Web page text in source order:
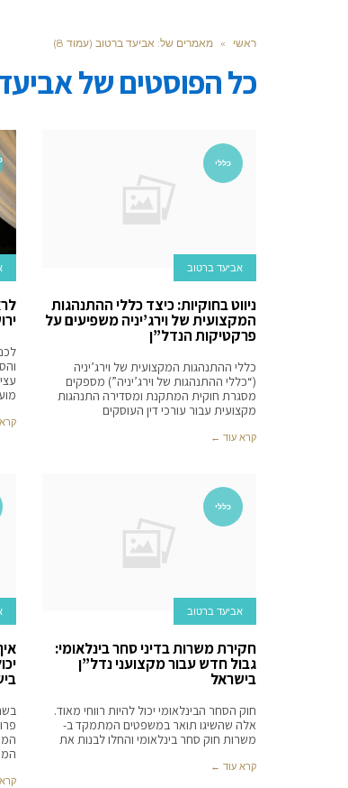
ראשי » מאמרים של: אביעד ברטוב (עמוד 8)
כל הפוסטים של
כללי
אביעד ברטוב
ניווט בחוקיות: כיצד כללי ההתנהגות
המקצועית של וירג’יניה משפיעים על
פרקטיקות הנדל”ן
כללי ההתנהגות המקצועית של וירג’יניה
(“כללי ההתנהגות של וירג’יניה”) מספקים
מסגרת חוקית המתקנת ומסדירה התנהגות
מקצועית עבור עורכי דין העוסקים
קרא עוד ←
כללי
אביעד ברטוב
חקירת משרות בדיני סחר בינלאומי:
גבול חדש עבור מקצועני נדל”ן
בישראל
חוק הסחר הבינלאומי יכול להיות רווחי מאוד.
אלה שהשיגו תואר במשפטים המתמקד ב-
משרות חוק סחר בינלאומי והחלו לבנות את
קרא עוד ←